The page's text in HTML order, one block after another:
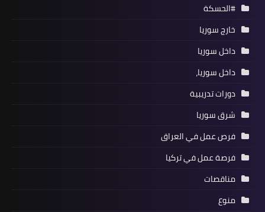
#الحسكة
خارج سوريا
داخل سوريا
داخل سوريا،
دورات تدريبية
شرق سوريا
فرص عمل في العراق
فرصة عمل في تركيا
مناقصات
منوع